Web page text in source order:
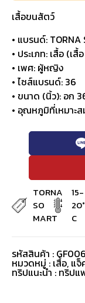
เสื้อขนสัตว์
• แบรนด์: TORNA
• ประเภท: เสื้อ (เสื้
• เพศ: ผู้หญิง
• ไซส์แบรนด์: 36
• ขนาด (นิ้ว): อก
• อุณหภูมิที่เหมาะส
TORNA
SO
MART
15-
20°
C
รหัสสินค้า :
หมวดหมู่ : เสื้อ, แจ็
ทริปแนะนำ : ทริป